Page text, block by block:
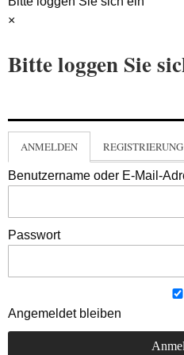
×
Bitte loggen Sie
ANMELDEN REGISTRIERUNG
Benutzername oder E-Mail-
Passwort
Angemeldet bleiben